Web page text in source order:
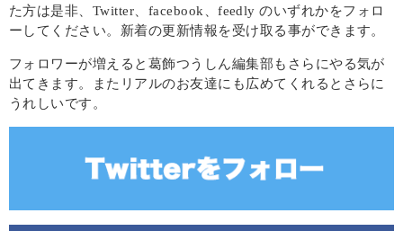
た方は是非、Twitter、facebook、feedly のいずれかをフォロ
ーしてください。新着の更新情報を受け取る事ができます。
フォロワーが増えると葛飾つうしん編集部もさらにやる気が
出てきます。またリアルのお友達にも広めてくれるとさらに
うれしいです。